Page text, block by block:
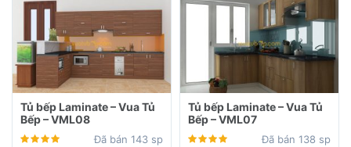
Tủ bếp Laminate – Vua Tủ
Bếp – VML08
Đã bán 143 sp
Tủ bếp Laminate – Vua Tủ
Bếp – VML07
Đã bán 138 sp